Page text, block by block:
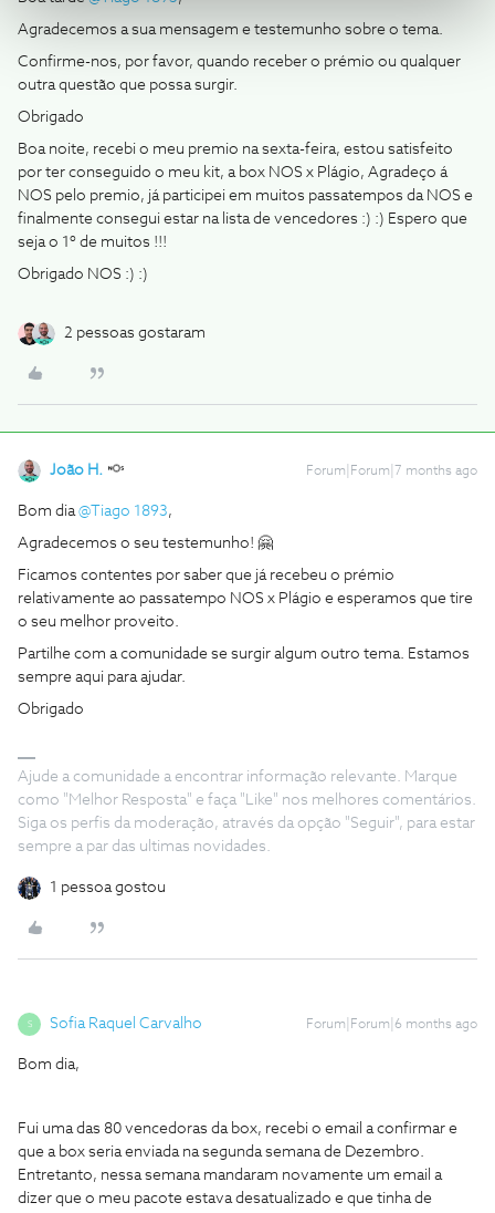
Agradecemos a sua mensagem e testemunho sobre o tema.
Confirme-nos, por favor, quando receber o prémio ou qualquer
outra questão que possa surgir.
Obrigado
Boa noite, recebi o meu premio na sexta-feira, estou satisfeito
por ter conseguido o meu kit, a box NOS x Plágio, Agradeço á
NOS pelo premio, já participei em muitos passatempos da NOS e
finalmente consegui estar na lista de vencedores :) :) Espero que
seja o 1º de muitos !!!
Obrigado NOS :) :)
2 pessoas gostaram
João H. Forum|Forum|7 months ago
Bom dia ​@Tiago 1893,
Agradecemos o seu testemunho! 🤗
Ficamos contentes por saber que já recebeu o prémio
relativamente ao passatempo NOS x Plágio e esperamos que tire
o seu melhor proveito.
Partilhe com a comunidade se surgir algum outro tema. Estamos
sempre aqui para ajudar.
Obrigado
Ajude a comunidade a encontrar informação relevante. Marque
como "Melhor Resposta" e faça "Like" nos melhores comentários.
Siga os perfis da moderação, através da opção "Seguir", para estar
sempre a par das ultimas novidades.
1 pessoa gostou
S Sofia Raquel Carvalho Forum|Forum|6 months ago
Bom dia,
Fui uma das 80 vencedoras da box, recebi o email a confirmar e
que a box seria enviada na segunda semana de Dezembro.
Entretanto, nessa semana mandaram novamente um email a
dizer que o meu pacote estava desatualizado e que tinha de